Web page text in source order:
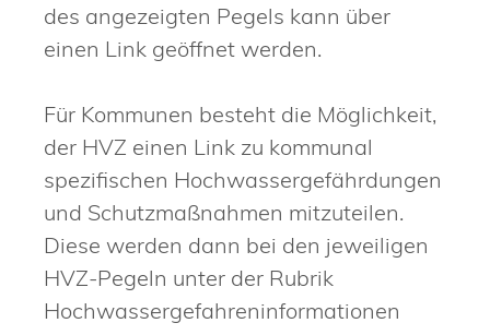
des angezeigten Pegels kann über
einen Link geöffnet werden.
Für Kommunen besteht die Möglichkeit,
der HVZ einen Link zu kommunal
spezifischen Hochwassergefährdungen
und Schutzmaßnahmen mitzuteilen.
Diese werden dann bei den jeweiligen
HVZ-Pegeln unter der Rubrik
Hochwassergefahreninformationen